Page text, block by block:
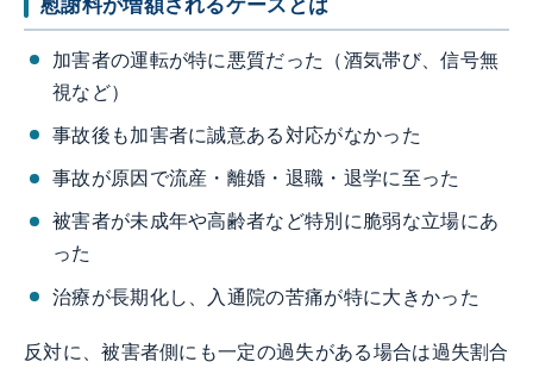
慰謝料が増額されるケースとは
加害者の運転が特に悪質だった（酒気帯び、信号無
視など）
事故後も加害者に誠意ある対応がなかった
事故が原因で流産・離婚・退職・退学に至った
被害者が未成年や高齢者など特別に脆弱な立場にあ
った
治療が長期化し、入通院の苦痛が特に大きかった
反対に、被害者側にも一定の過失がある場合は過失割合